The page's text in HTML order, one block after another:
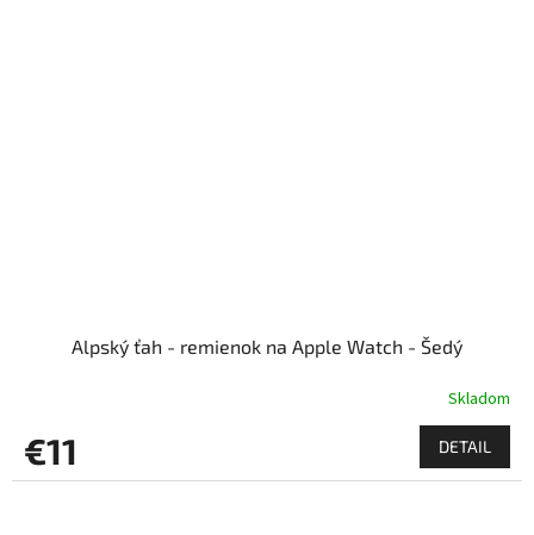
Alpský ťah - remienok na Apple Watch - Šedý
Skladom
€11 DETAIL